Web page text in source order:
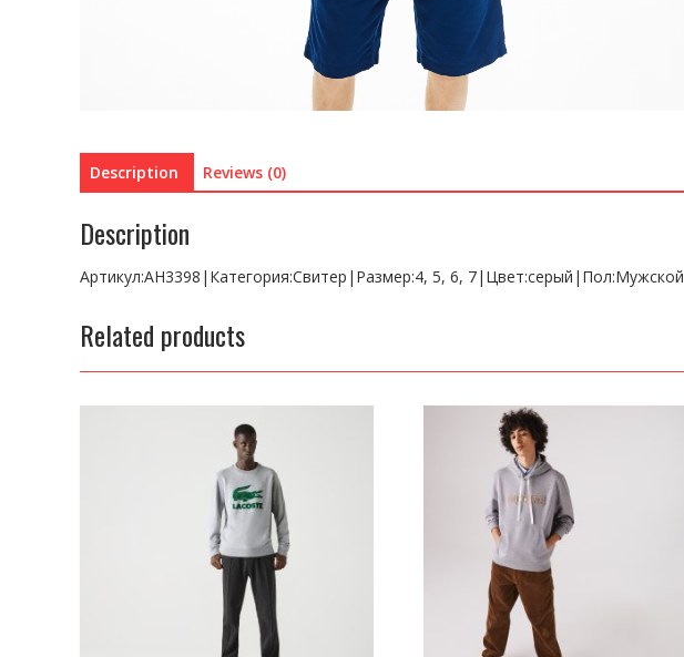
Description Reviews (0)
Description
Артикул:AH3398|Категория:Свитер|Размер:4, 5, 6, 7|Цвет:серый|Пол:Мужской
Related products